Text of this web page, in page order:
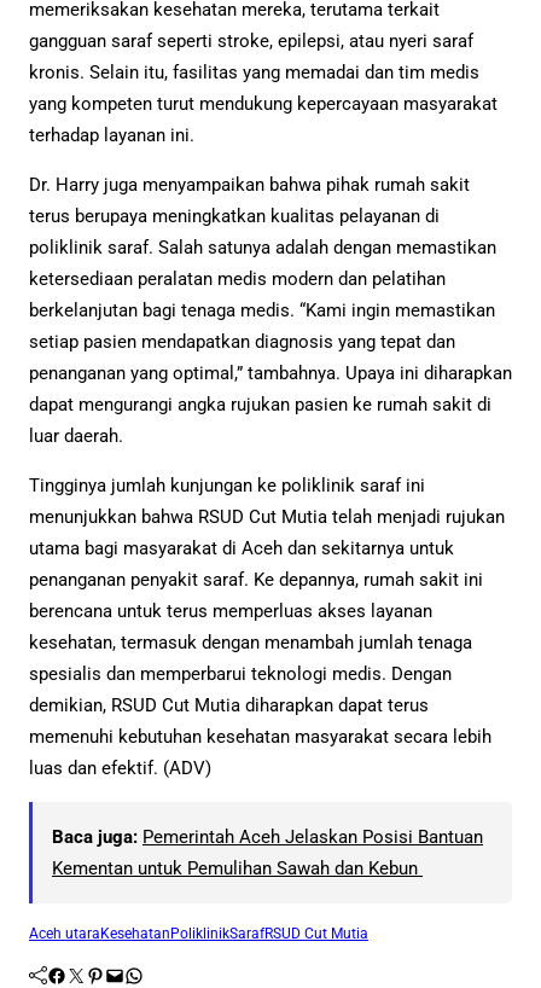
memeriksakan kesehatan mereka, terutama terkait
gangguan saraf seperti stroke, epilepsi, atau nyeri saraf
kronis. Selain itu, fasilitas yang memadai dan tim medis
yang kompeten turut mendukung kepercayaan masyarakat
terhadap layanan ini.
Dr. Harry juga menyampaikan bahwa pihak rumah sakit
terus berupaya meningkatkan kualitas pelayanan di
poliklinik saraf. Salah satunya adalah dengan memastikan
ketersediaan peralatan medis modern dan pelatihan
berkelanjutan bagi tenaga medis. “Kami ingin memastikan
setiap pasien mendapatkan diagnosis yang tepat dan
penanganan yang optimal,” tambahnya. Upaya ini diharapkan
dapat mengurangi angka rujukan pasien ke rumah sakit di
luar daerah.
Tingginya jumlah kunjungan ke poliklinik saraf ini
menunjukkan bahwa RSUD Cut Mutia telah menjadi rujukan
utama bagi masyarakat di Aceh dan sekitarnya untuk
penanganan penyakit saraf. Ke depannya, rumah sakit ini
berencana untuk terus memperluas akses layanan
kesehatan, termasuk dengan menambah jumlah tenaga
spesialis dan memperbarui teknologi medis. Dengan
demikian, RSUD Cut Mutia diharapkan dapat terus
memenuhi kebutuhan kesehatan masyarakat secara lebih
luas dan efektif. (ADV)
Baca juga: Pemerintah Aceh Jelaskan Posisi Bantuan
Kementan untuk Pemulihan Sawah dan Kebun
Aceh utara Kesehatan PoliklinikSarafRSUD Cut Mutia
Facebook Twitter Pinterest Mail WhatsApp